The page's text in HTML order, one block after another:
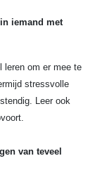
iemand met
leren om er mee te
stressvolle
Leer ook
van teveel